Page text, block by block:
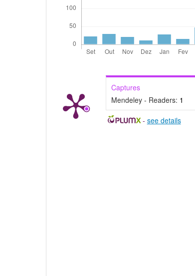
Captures
Mendeley - Readers: 1
- see details